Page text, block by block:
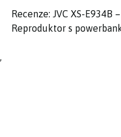
Recenze: JVC XS-E934B –
Reproduktor s